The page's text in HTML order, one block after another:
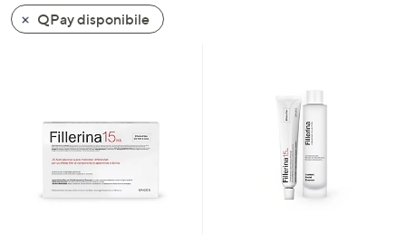
sinistra
o
dispositivi
touch
consultarli.
QPay disponibile